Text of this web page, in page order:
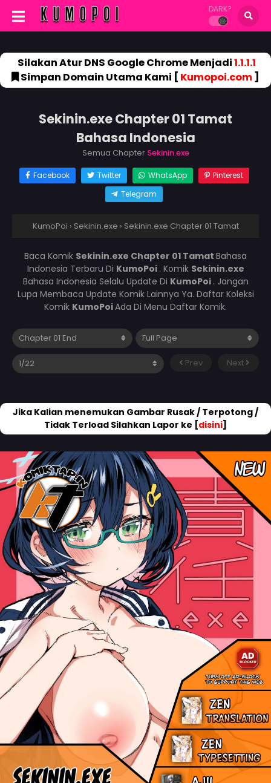
DARK?
Silakan Atur DNS Google Chrome Menjadi1.1.1.1
Simpan Domain Utama Kami [ Kumopoi.com]
Sekinin.exe Chapter 01 Tamat
Bahasa Indonesia
Semua Chapter Sekinin.exe
Facebook Twitter WhatsApp
Pinterest
Telegram
KumoPoi › Sekinin.exe › Sekinin.exe Chapter 01 Tamat
Baca Komik Sekinin.exe Chapter 01 Tamat Bahasa
Indonesia Terbaru Di KumoPoi . Komik Sekinin.exe
Bahasa Indonesia Selalu Update Di KumoPoi . Jangan
Lupa Membaca Update Komik Lainnya Ya. Daftar Koleksi
Komik KumoPoiAda Di Menu Daftar Komik.
Prev Next
Jika Kalian menemukan Gambar Rusak / Terpotong /
Tidak Terload Silahkan Lapor ke [disini]